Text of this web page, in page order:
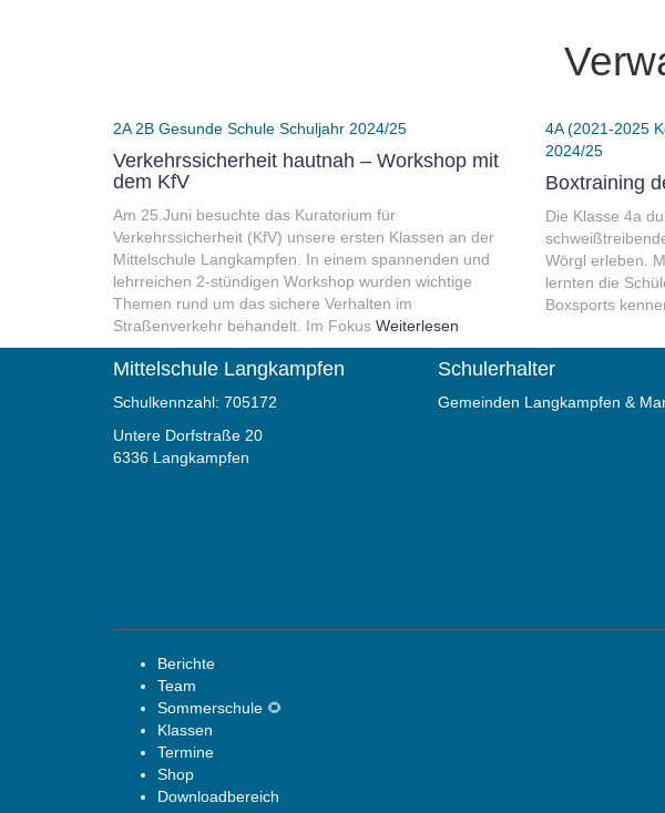
2A 2B Gesunde Schule Schuljahr 2024/25
Verkehrssicherheit hautnah – Workshop mit
dem KfV
Am 25.Juni besuchte das Kuratorium für
Verkehrssicherheit (KfV) unsere ersten Klassen an der
Mittelschule Langkampfen. In einem spannenden und
lehrreichen 2-stündigen Workshop wurden wichtige
Themen rund um das sichere Verhalten im
Straßenverkehr behandelt. Im Fokus Weiterlesen
4A (2021-2025
2024/25
Boxtraining
Die Klasse 4a
Wörgl erleben.
lernten die
Boxsports
Mittelschule Langkampfen
Schulkennzahl: 705172
Untere Dorfstraße 20
6336 Langkampfen
Schulerhalter
Gemeinden Langkampfen &
Berichte
Team
Sommerschule 🌻
Klassen
Termine
Shop
Downloadbereich